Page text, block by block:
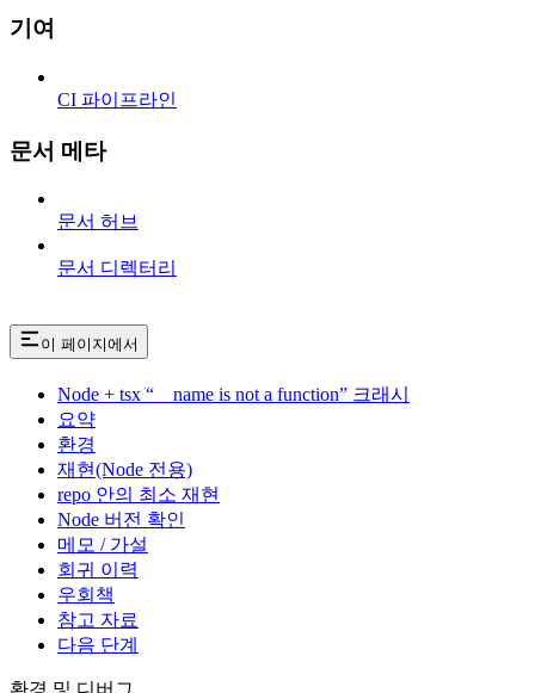
기여
CI 파이프라인
문서 메타
문서 허브
문서 디렉터리
이 페이지에서
Node + tsx “__name is not a function” 크래시
요약
환경
재현(Node 전용)
repo 안의 최소 재현
Node 버전 확인
메모 / 가설
회귀 이력
우회책
참고 자료
다음 단계